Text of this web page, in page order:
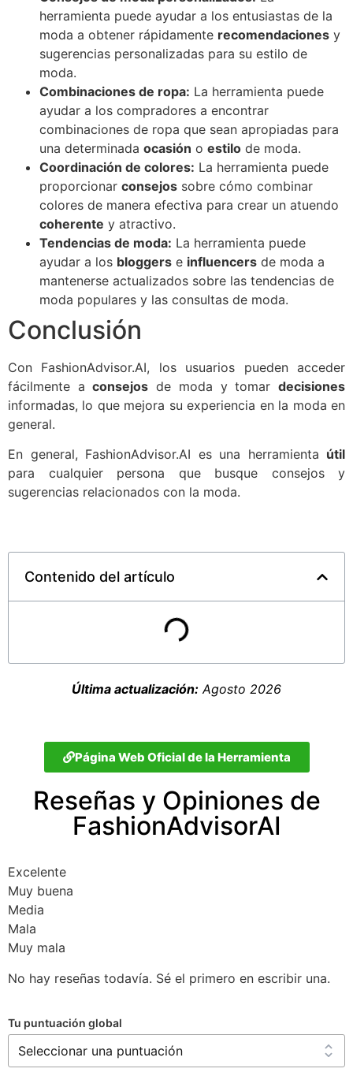
herramienta puede ayudar a los entusiastas de la
moda a obtener rápidamente recomendaciones y
sugerencias personalizadas para su estilo de
moda.
Combinaciones de ropa: La herramienta puede
ayudar a los compradores a encontrar
combinaciones de ropa que sean apropiadas para
una determinada ocasión o estilo de moda.
Coordinación de colores: La herramienta puede
proporcionar consejos sobre cómo combinar
colores de manera efectiva para crear un atuendo
coherente y atractivo.
Tendencias de moda: La herramienta puede
ayudar a los bloggers e influencers de moda a
mantenerse actualizados sobre las tendencias de
moda populares y las consultas de moda.
Conclusión
Con FashionAdvisor.AI, los usuarios pueden acceder
fácilmente aconsejos de moda y tomardecisiones
informadas, lo que mejora su experiencia en la moda en
general.
En general, FashionAdvisor.AI es una herramienta útil
para cualquier persona que busque consejos y
sugerencias relacionados con la moda.
Contenido del artículo
Última actualización: Agosto 2026
Página Web Oficial de la Herramienta
Reseñas y Opiniones de
FashionAdvisorAI
Excelente
Muy buena
Media
Mala
Muy mala
No hay reseñas todavía. Sé el primero en escribir una.
Tu puntuación global